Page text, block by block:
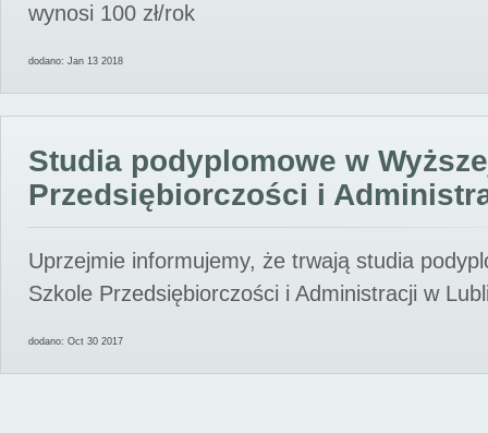
wynosi 100 zł/rok
dodano: Jan 13 2018
Studia podyplomowe w
Przedsiębiorczości i
Uprzejmie informujemy, że trwają studia
Szkole Przedsiębiorczości i Administracji w
dodano: Oct 30 2017